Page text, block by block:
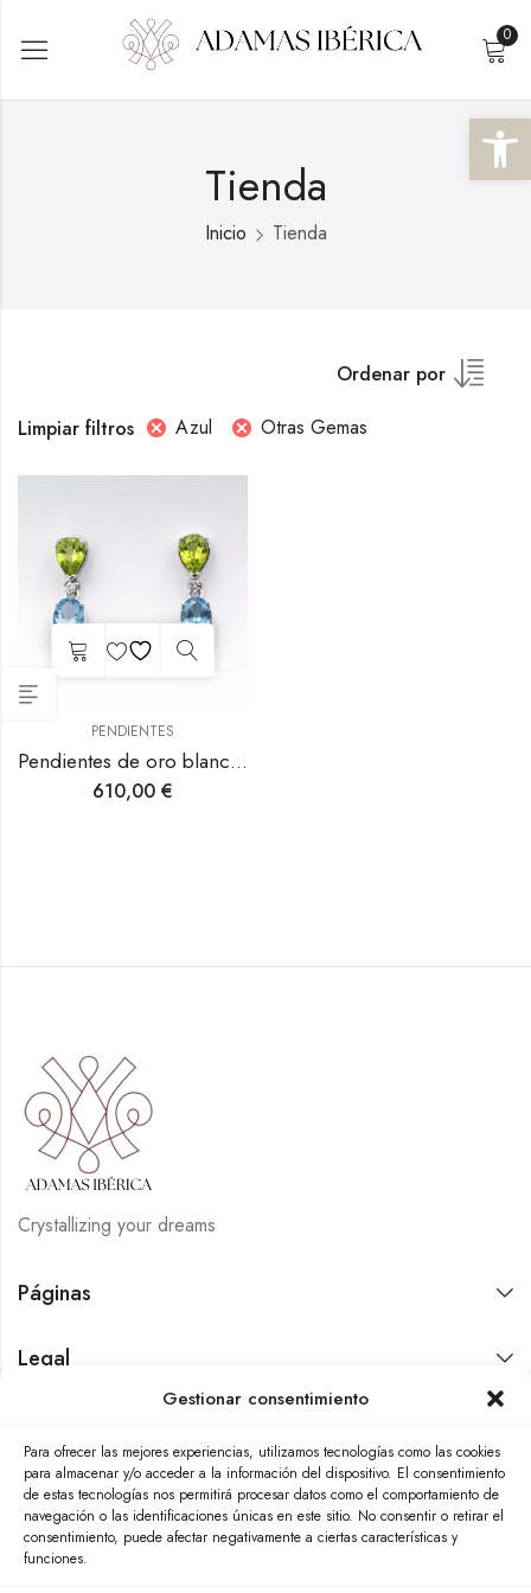
Abrir
Gestionar consentimiento
Para ofrecer las mejores experiencias, utilizamos tecnologías como las cookies
para almacenar y/o acceder a la información del dispositivo. El consentimiento
de estas tecnologías nos permitirá procesar datos como el comportamiento de
navegación o las identificaciones únicas en este sitio. No consentir o retirar el
consentimiento, puede afectar negativamente a ciertas características y
funciones.
0
Tienda
Inicio Tienda
Ordenar por
Limpiar filtros
Azul Otras Gemas
PENDIENTES
Pendientes de oro blanco con topacio, peridoto y diamante.
610,00 €
Crystallizing your dreams
Páginas
Legal